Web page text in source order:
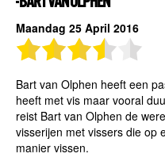
Maandag 25 April 2016
Bart van Olphen heeft een
heeft met vis maar vooral
reist Bart van Olphen de
visserijen met vissers die op
manier vissen.